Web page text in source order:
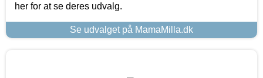
her for at se deres udvalg.
Se udvalget på MamaMilla.dk